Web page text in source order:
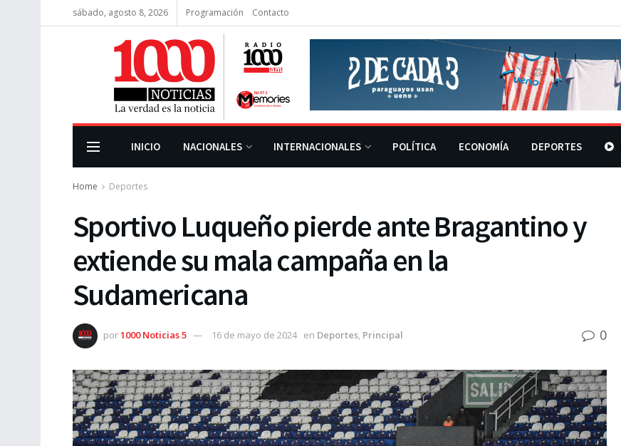
sábado, agosto 8, 2026 Programación Contacto
INICIO NACIONALES INTERNACIONALES POLÍTICA ECONOMÍA DEPORTES
Home Deportes
Sportivo Luqueño pierde ante Bragantino y
extiende su mala campaña en la
Sudamericana
por1000 Noticias 5 16 de mayo de 2024 en Deportes, Principal 0